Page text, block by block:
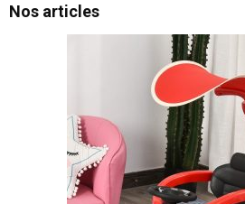
Nos articles